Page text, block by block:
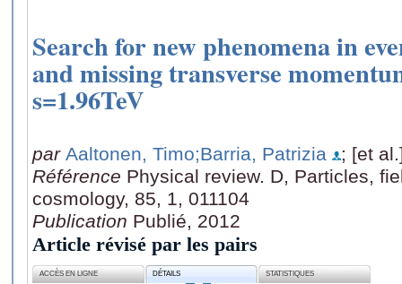
Search for new phenomena in
and missing transverse
s=1.96TeV
par Aaltonen, Timo;Barria, Patrizia
; [et
Référence Physical review. D, Particles,
cosmology, 85, 1, 011104
Publication Publié, 2012
Article révisé par les pairs
ACCÈS EN LIGNE DÉTAILS STATISTIQUES